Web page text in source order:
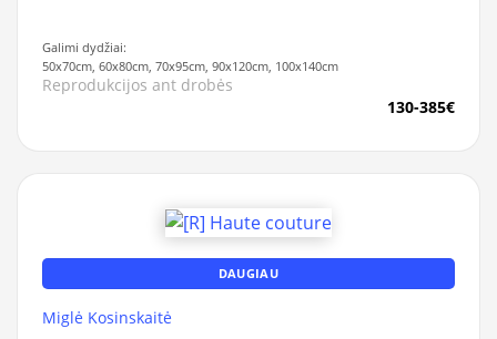
Galimi dydžiai:
50x70cm, 60x80cm, 70x95cm, 90x120cm, 100x140cm
Reprodukcijos ant drobės
130-385€
DAUGIAU
Miglė Kosinskaitė